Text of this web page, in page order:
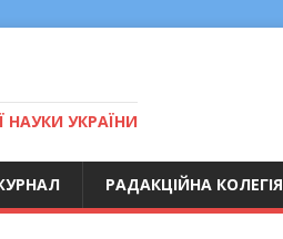
НАУКИ УКРАЇНИ
РАДАКЦІЙНА КОЛЕГІЯ